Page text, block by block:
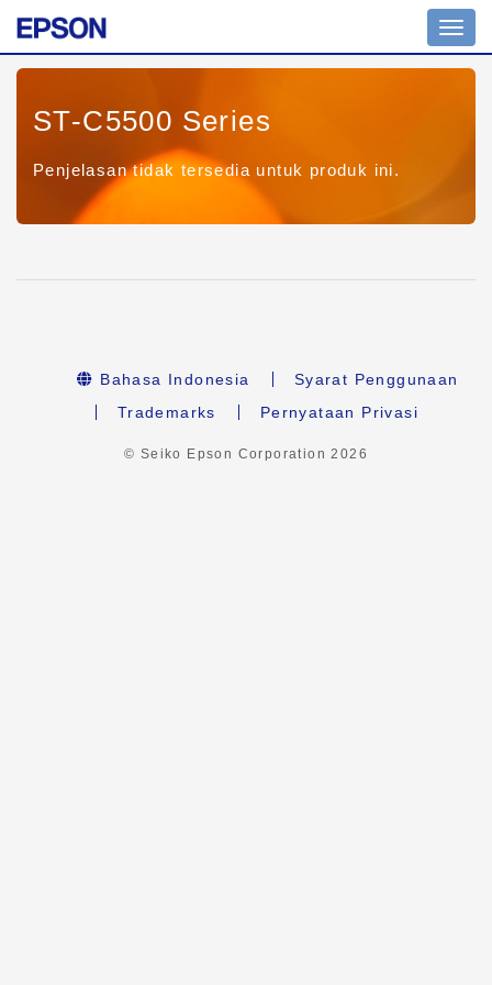
ST-C5500 Series
Penjelasan tidak tersedia untuk produk ini.
Bahasa Indonesia
Syarat Penggunaan
Trademarks
Pernyataan Privasi
© Seiko Epson Corporation2026